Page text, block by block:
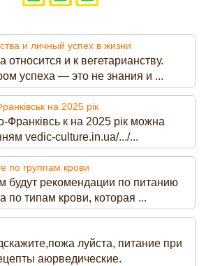
и личный успех в жизни
относится и к вегетарианству.
успеха — это не знания и ...
на 2025 рік
Франківсь к на 2025 рік можна
vedic-culture.in.ua/.../...
по группам крови
будут рекомендации по питанию
по типам крови, которая ...
луйста, питание при
аюрведические.